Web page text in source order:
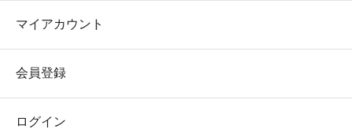
マイアカウント
会員登録
ログイン